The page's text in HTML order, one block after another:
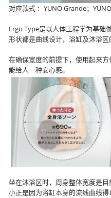
对应款式 ：YUNO Grande；
Ergo Type是以人体工程学为基础
形状都是曲线设计，浴缸及沐浴区
在确保宽度的前提下，使用起来
能给人一种安心感。
坐在沐浴区时，周身整体宽度是
小正是因为浴缸本身的流线曲线得